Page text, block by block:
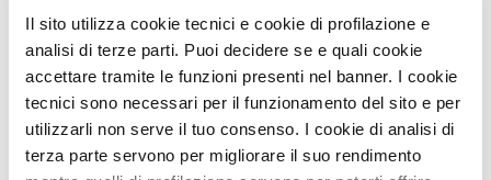
Il sito utilizza cookie tecnici e cookie di profilazione e
analisi di terze parti. Puoi decidere se e quali cookie
accettare tramite le funzioni presenti nel banner. I cookie
tecnici sono necessari per il funzionamento del sito e per
utilizzarli non serve il tuo consenso. I cookie di analisi di
terza parte servono per migliorare il suo rendimento